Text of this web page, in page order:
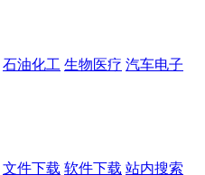
石油化工 生物医疗 汽车电子
文件下载 软件下载 站内搜索